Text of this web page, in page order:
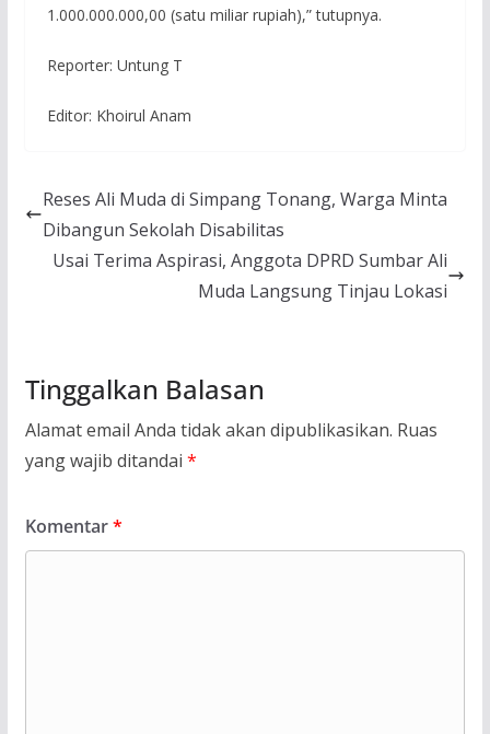
1.000.000.000,00 (satu miliar rupiah),” tutupnya.
Reporter: Untung T
Editor: Khoirul Anam
Reses Ali Muda di Simpang Tonang, Warga Minta
Dibangun Sekolah Disabilitas
Usai Terima Aspirasi, Anggota DPRD Sumbar Ali
Muda Langsung Tinjau Lokasi
Tinggalkan Balasan
Alamat email Anda tidak akan dipublikasikan. Ruas
yang wajib ditandai *
Komentar*